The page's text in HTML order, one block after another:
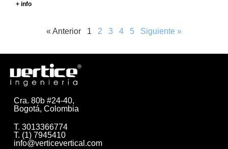
+ info
« Anterior 1 2 3 4 5 Siguiente »
Cra. 80b #24-40,
Bogotá, Colombia
T. 3013366774
T. (1) 7945410
info@verticevertical.com